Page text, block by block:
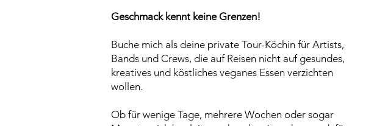
Geschmack kennt keine Grenzen!
Buche mich als deine private Tour-Köchin für Artists,
Bands und Crews, die auf Reisen nicht auf gesundes,
kreatives und köstliches veganes Essen verzichten
wollen.
Ob für wenige Tage, mehrere Wochen oder sogar